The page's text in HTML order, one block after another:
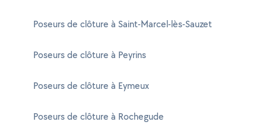
Poseurs de clôture à Saint-Marcel-lès-Sauzet
Poseurs de clôture à Peyrins
Poseurs de clôture à Eymeux
Poseurs de clôture à Rochegude